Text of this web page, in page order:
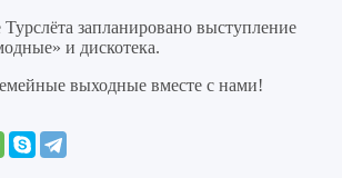
запланировано выступление
и дискотека.
выходные вместе с нами!